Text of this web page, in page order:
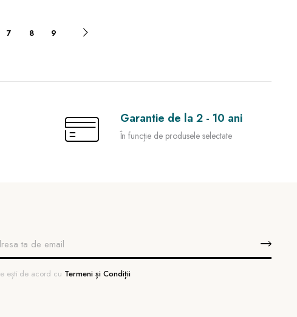
7 8 9
Garantie de la 2 - 10 ani
În funcție de produsele selectate
ești de acord cu Termeni și Condiții